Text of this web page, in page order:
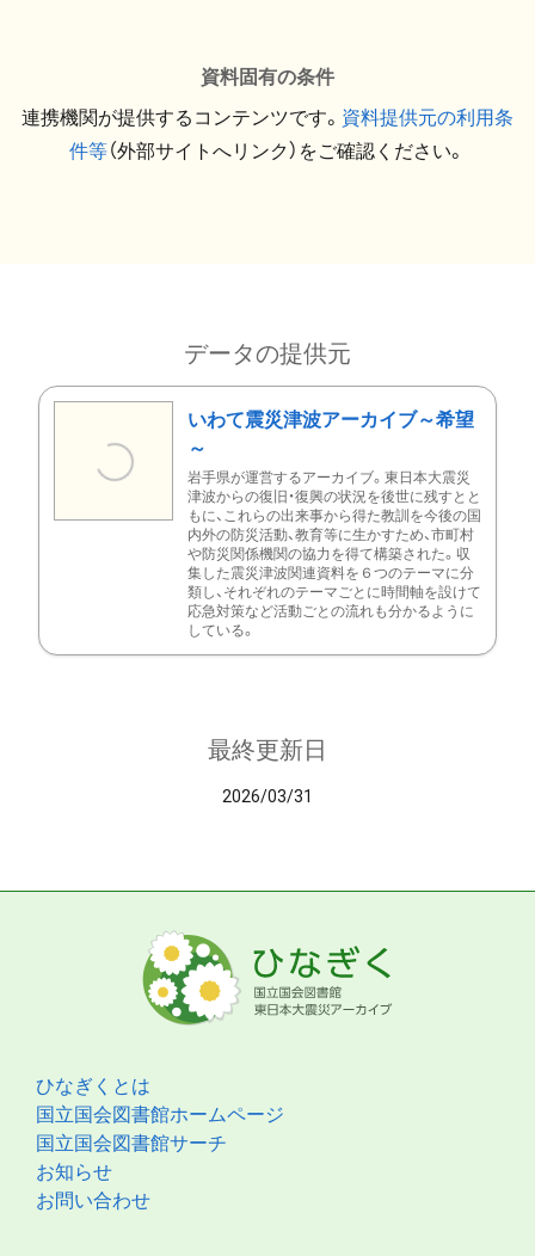
資料固有の条件
連携機関が提供するコンテンツです。 資料提供元の利用条
件等（外部サイトへリンク）をご確認ください。
データの提供元
いわて震災津波アーカイブ～希望
～
岩手県が運営するアーカイブ。東日本大震災
津波からの復旧・復興の状況を後世に残すとと
もに、これらの出来事から得た教訓を今後の国
内外の防災活動、教育等に生かすため、市町村
や防災関係機関の協力を得て構築された。収
集した震災津波関連資料を６つのテーマに分
類し、それぞれのテーマごとに時間軸を設けて
応急対策など活動ごとの流れも分かるように
している。
最終更新日
2026/03/31
ひなぎくとは
国立国会図書館ホームページ
国立国会図書館サーチ
お知らせ
お問い合わせ